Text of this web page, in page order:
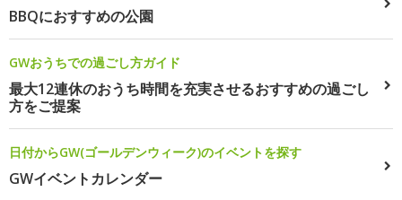
BBQにおすすめの公園
GWおうちでの過ごし方ガイド
最大12連休のおうち時間を充実させるおすすめの過ごし
方をご提案
日付からGW(ゴールデンウィーク)のイベントを探す
GWイベントカレンダー